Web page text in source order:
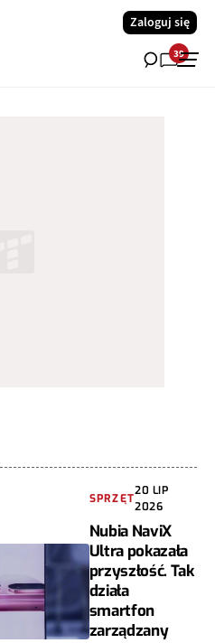
Zaloguj się
39
SPRZĘT
20 LIP
2026
Nubia NaviX
Ultra pokazała
przyszłość. Tak
działa
smartfon
zarządzany